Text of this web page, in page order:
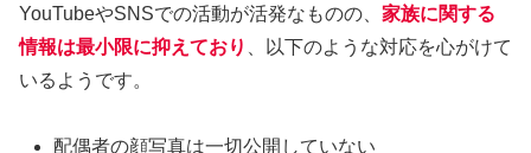
YouTubeやSNSでの活動が活発なものの、 家族に関する
情報は最小限に抑えており
、以下のような対応を心がけて
いるようです。
配偶者の顔写真は一切公開していない